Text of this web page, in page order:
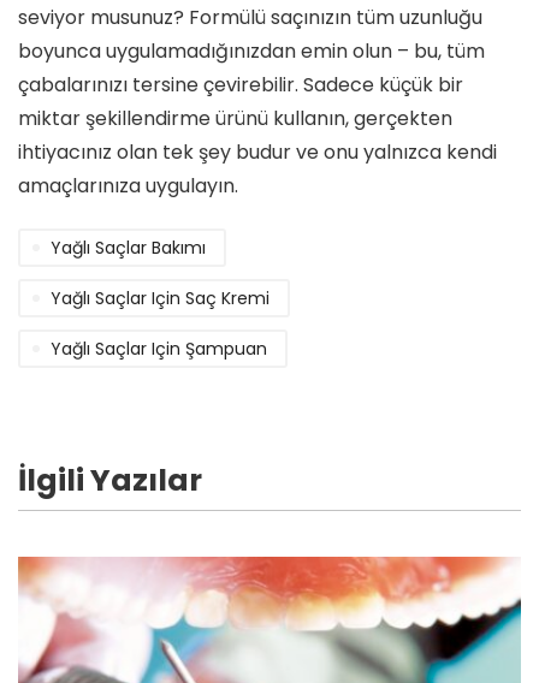
seviyor musunuz? Formülü saçınızın tüm uzunluğu
boyunca uygulamadığınızdan emin olun – bu, tüm
çabalarınızı tersine çevirebilir. Sadece küçük bir
miktar şekillendirme ürünü kullanın, gerçekten
ihtiyacınız olan tek şey budur ve onu yalnızca kendi
amaçlarınıza uygulayın.
Yağlı Saçlar Bakımı
Yağlı Saçlar Için Saç Kremi
Yağlı Saçlar Için Şampuan
İlgili Yazılar